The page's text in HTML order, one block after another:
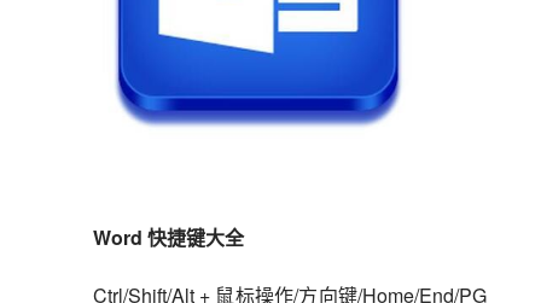
Word 快捷键大全
Ctrl/Shift/Alt + 鼠标操作/方向键/Home/End/PG